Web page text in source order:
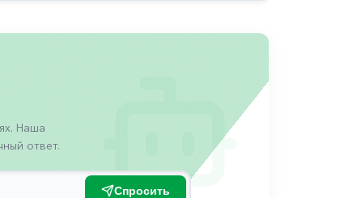
Наша
ответ.
Спросить